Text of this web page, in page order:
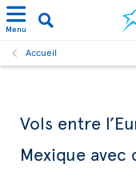
Menu
Accueil
Vols entre
Mexique